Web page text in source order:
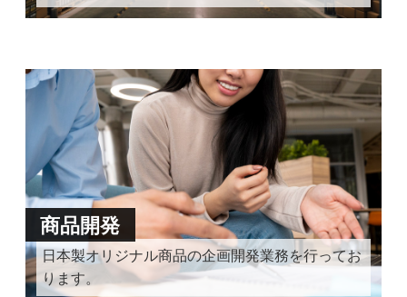
商品開発
日本製オリジナル商品の企画開発業務を行ってお
ります。